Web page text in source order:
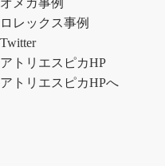
オメガ事例
ロレックス事例
Twitter
アトリエスピカHP
アトリエスピカHPへ